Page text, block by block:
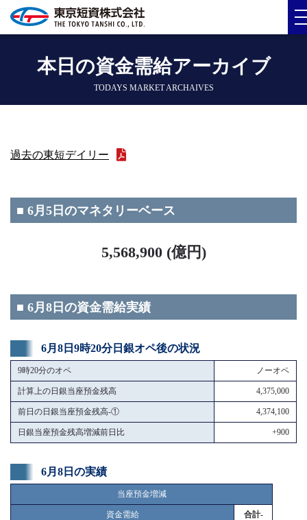
本日の資金需給アーカイブ
TODAYS MARKET ARCHAIVES
過去の東短デイリー
■ 6月5日のマネタリーベース
5,568,900 (億円)
■ 6月8日の資金需給実績
6月8日9時20分日銀オペ後の状況
9時20分のオペ ノーオペ
計算上の日銀当座預金残高 4,375,000
前日の日銀当座預金残高-① 4,374,100
日銀当座預金残高増減前日比 +900
6月8日の実績
当座預金増減
資金需給
合計-